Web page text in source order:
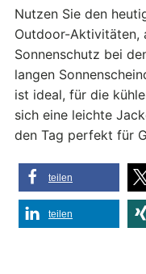
Nutzen Sie den
Outdoor-Aktivitäten,
Sonnenschutz bei
langen
ist ideal, für die
sich eine leichte
den Tag perfekt für
teilen
teilen